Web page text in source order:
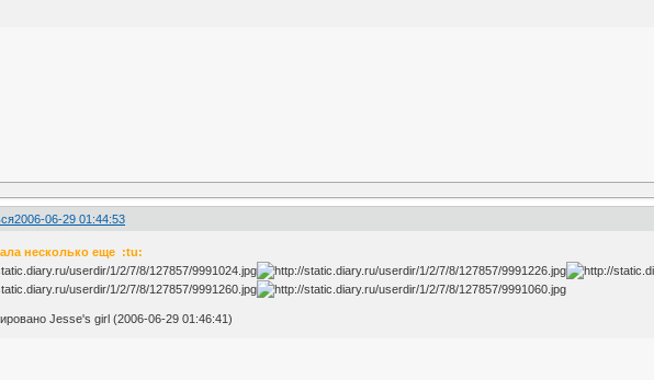
2006-06-29 01:44:53
несколько еще :tu:
Jesse's girl (2006-06-29 01:46:41)